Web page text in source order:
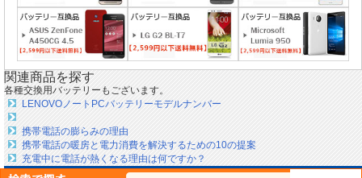
関連商品を探す
各種交換用バッテリーもございます。
LENOVOノートPCバッテリーモデルナンバー
携帯電話の膨らみの理由
携帯電話の暖房と電力消費を解決するための10の提案
充電中に電話が熱くなる理由は何ですか？